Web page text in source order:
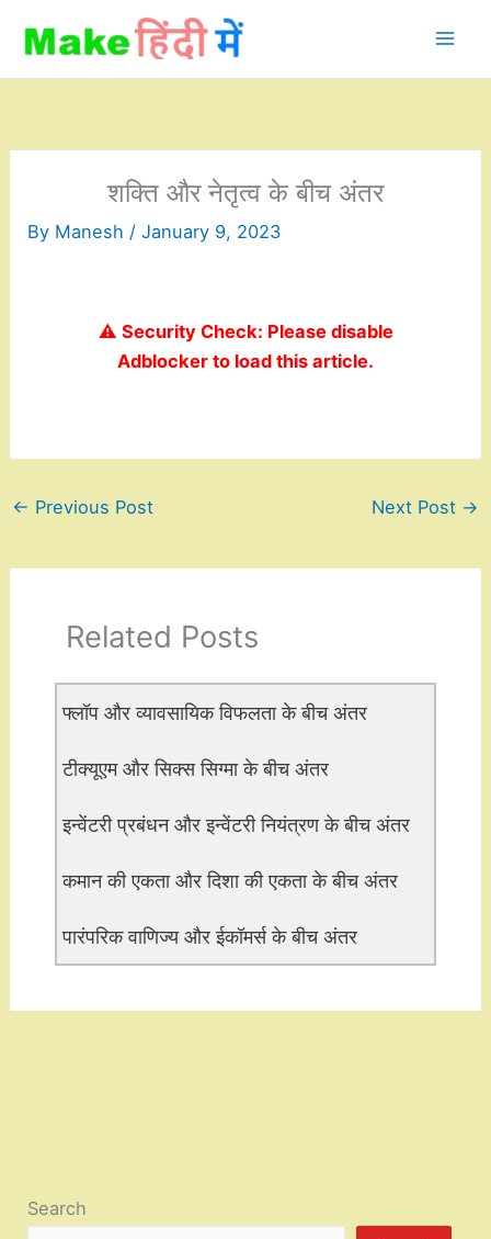
content
शक्ति और नेतृत्व के बीच अंतर
By Manesh /January 9, 2023
⚠️ Security Check: Please disable
Adblocker to load this article.
← Previous Post Next Post →
Related Posts
फ्लॉप और व्यावसायिक विफलता के बीच अंतर
टीक्यूएम और सिक्स सिग्मा के बीच अंतर
इन्वेंटरी प्रबंधन और इन्वेंटरी नियंत्रण के बीच अंतर
कमान की एकता और दिशा की एकता के बीच अंतर
पारंपरिक वाणिज्य और ईकॉमर्स के बीच अंतर
Search